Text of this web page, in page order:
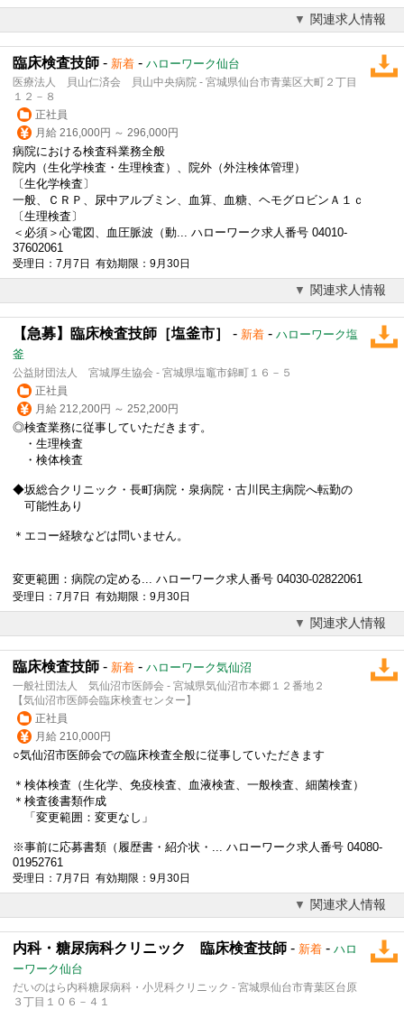
関連求人情報
臨床検査技師 - 新着 - ハローワーク仙台
医療法人 貝山仁済会 貝山中央病院 - 宮城県仙台市青葉区大町２丁目
１２－８
正社員
月給 216,000円 ～ 296,000円
病院における検査科業務全般
院内（生化学検査・生理検査）、院外（外注検体管理）
〔生化学検査〕
一般、ＣＲＰ、尿中アルブミン、血算、血糖、ヘモグロビンＡ１ｃ
〔生理検査〕
＜必須＞心電図、血圧脈波（動... ハローワーク求人番号 04010-
37602061
受理日：7月7日 有効期限：9月30日
関連求人情報
【急募】臨床検査技師［塩釜市］ - 新着 - ハローワーク塩
釜
公益財団法人 宮城厚生協会 - 宮城県塩竈市錦町１６－５
正社員
月給 212,200円 ～ 252,200円
◎検査業務に従事していただきます。
・生理検査
・検体検査
◆坂総合クリニック・長町病院・泉病院・古川民主病院へ転勤の
可能性あり
＊エコー経験などは問いません。
変更範囲：病院の定める... ハローワーク求人番号 04030-02822061
受理日：7月7日 有効期限：9月30日
関連求人情報
臨床検査技師 - 新着 - ハローワーク気仙沼
一般社団法人 気仙沼市医師会 - 宮城県気仙沼市本郷１２番地２
【気仙沼市医師会臨床検査センター】
正社員
月給 210,000円
○気仙沼市医師会での臨床検査全般に従事していただきます
＊検体検査（生化学、免疫検査、血液検査、一般検査、細菌検査）
＊検査後書類作成
「変更範囲：変更なし」
※事前に応募書類（履歴書・紹介状・... ハローワーク求人番号 04080-
01952761
受理日：7月7日 有効期限：9月30日
関連求人情報
内科・糖尿病科クリニック 臨床検査技師 - 新着 - ハロ
ーワーク仙台
だいのはら内科糖尿病科・小児科クリニック - 宮城県仙台市青葉区台原
３丁目１０６－４１